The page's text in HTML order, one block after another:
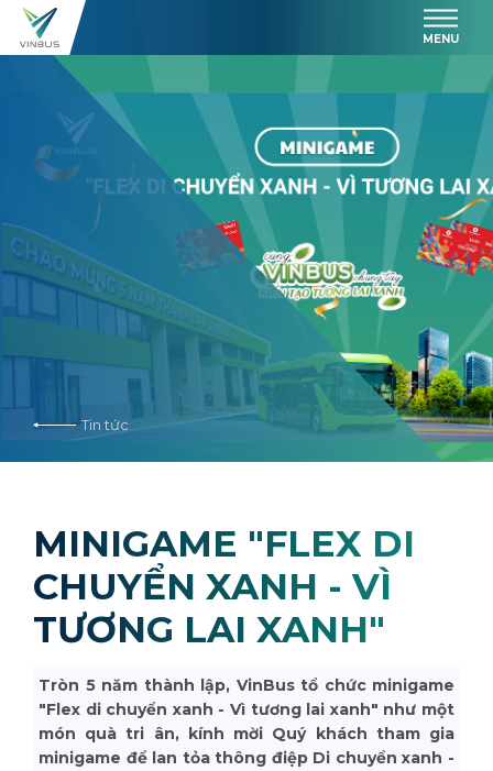
MENU
Tin tức
MINIGAME "FLEX DI
CHUYỂN XANH - VÌ
TƯƠNG LAI XANH"
Tròn 5 năm thành lập, VinBus tổ chức minigame
"Flex di chuyển xanh - Vì tương lai xanh" như một
món quà tri ân, kính mời Quý khách tham gia
minigame để lan tỏa thông điệp Di chuyển xanh -